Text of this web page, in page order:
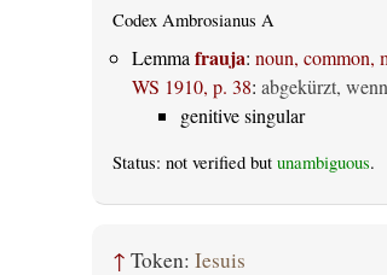
Codex Ambrosianus A
Lemma frauja: noun, common,
WS 1910, p. 38: abgekürzt,
genitive singular
Status: not verified but unambiguous.
↑ Token: Iesuis